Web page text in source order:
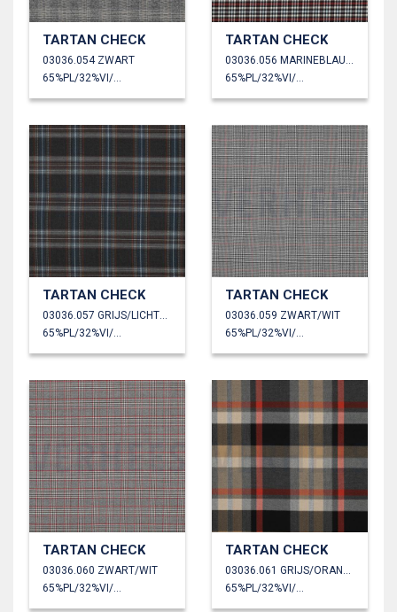
TARTAN CHECK
03036.054 ZWART
65%PL/32%VI/3%EA
TARTAN CHECK
03036.056 MARINEBLAUW
65%PL/32%VI/3%EA
TARTAN CHECK
03036.057 GRIJS/LICHTBLAUW/WIT
65%PL/32%VI/3%EA
TARTAN CHECK
03036.059 ZWART/WIT
65%PL/32%VI/3%EA
TARTAN CHECK
03036.060 ZWART/WIT
65%PL/32%VI/3%EA
TARTAN CHECK
03036.061 GRIJS/ORANJE/ZAND
65%PL/32%VI/3%EA